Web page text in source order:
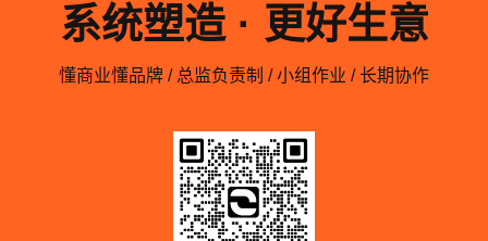
系统塑造 · 更好生意
懂商业懂品牌 / 总监负责制 / 小组作业 / 长期协作